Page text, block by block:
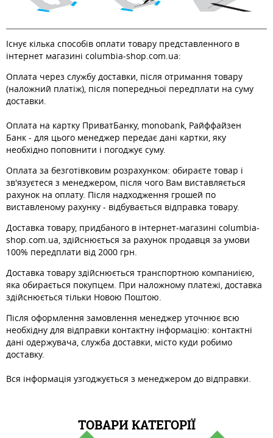
Існує кілька способів оплати товару представленного в
інтернет магазині columbia-shop.com.ua:
Оплата через службу доставки, після отримання товару
(наложний платіж), після попередньої передплати на суму
доставки.
Оплата на картку ПриватБанку, monobank, Райффайзен
Банк - для цього менеджер передає дані картки, яку
необхідно поповнити і погоджує суму.
Оплата за безготівковим розрахунком: обираєте товар і
зв'язуєтеся з менеджером, після чого Вам виставляється
рахунок на оплату. Після надходження грошей по
виставленому рахунку - відбувається відправка товару.
Доставка товару, придбаного в інтернет-магазині columbia-
shop.com.ua, здійснюється за рахунок продавця за умови
100% передплати від 2000 грн.
Доставка товару здійснюється транспортною компаниією,
яка обирається покупцем. При наложному платежі, доставка
здійснюється тільки Новою Поштою.
Після оформлення замовлення менеджер уточнює всю
необхідну для відправки контактну інформацію: контактні
дані одержувача, служба доставки, місто куди робимо
доставку.
Вся інформація узгоджується з менеджером до відправки.
ТОВАРИ КАТЕГОРІЇ